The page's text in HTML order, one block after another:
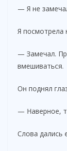
— Я не
Я посмотрела
— Замечал.
вмешиваться.
Он поднял
— Наверное,
Слова дались